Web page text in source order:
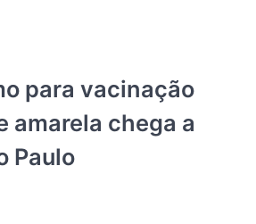
para vacinação
amarela chega a
Paulo